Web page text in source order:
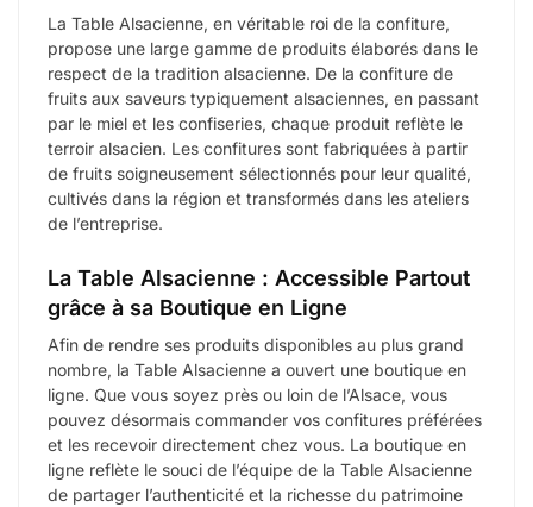
La Table Alsacienne, en véritable roi de la confiture,
propose une large gamme de produits élaborés dans le
respect de la tradition alsacienne. De la confiture de
fruits aux saveurs typiquement alsaciennes, en passant
par le miel et les confiseries, chaque produit reflète le
terroir alsacien. Les confitures sont fabriquées à partir
de fruits soigneusement sélectionnés pour leur qualité,
cultivés dans la région et transformés dans les ateliers
de l’entreprise.
La Table Alsacienne : Accessible Partout
grâce à sa Boutique en Ligne
Afin de rendre ses produits disponibles au plus grand
nombre, la Table Alsacienne a ouvert une boutique en
ligne. Que vous soyez près ou loin de l’Alsace, vous
pouvez désormais commander vos confitures préférées
et les recevoir directement chez vous. La boutique en
ligne reflète le souci de l’équipe de la Table Alsacienne
de partager l’authenticité et la richesse du patrimoine